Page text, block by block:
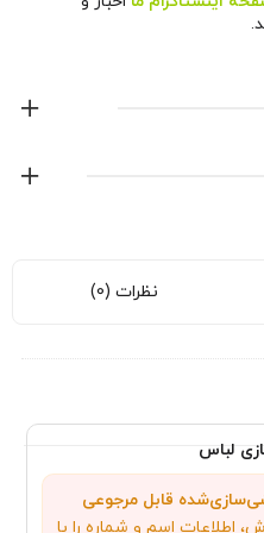
لباس
قابل مرجوعی
اطلاعات اسم و شماره را با
نظرات (0)